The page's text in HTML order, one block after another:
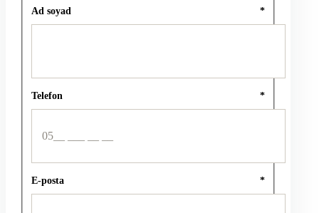
Ad soyad *
Telefon *
E-posta *